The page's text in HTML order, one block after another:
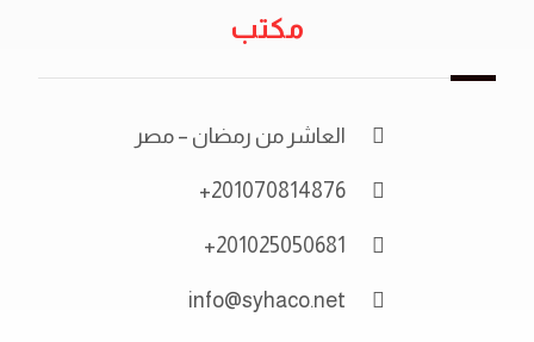
مكتب
العاشر من رمضان – مصر
201070814876+
201025050681+
info@syhaco.net